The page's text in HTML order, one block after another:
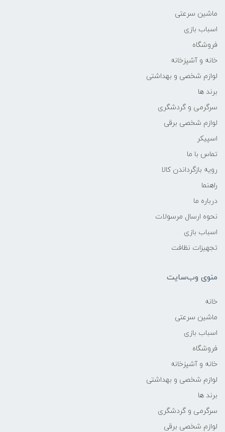
ماشین سرعتی
اسباب بازی
فروشگاه
خانه و آشپزخانه
لوازم شخصی و بهداشتی
برند ها
سرگرمی و گردشگری
لوازم شخصی برقی
اسپیکر
تماس با ما
رویه بازگرداندن کالا
راهنما
درباره ما
نحوه ارسال مرسولات
اسباب بازی
تجهیزات نظافت
منوی وب‌سایت
خانه
ماشین سرعتی
اسباب بازی
فروشگاه
خانه و آشپزخانه
لوازم شخصی و بهداشتی
برند ها
سرگرمی و گردشگری
لوازم شخصی برقی